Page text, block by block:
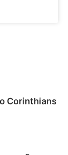
Corinthians